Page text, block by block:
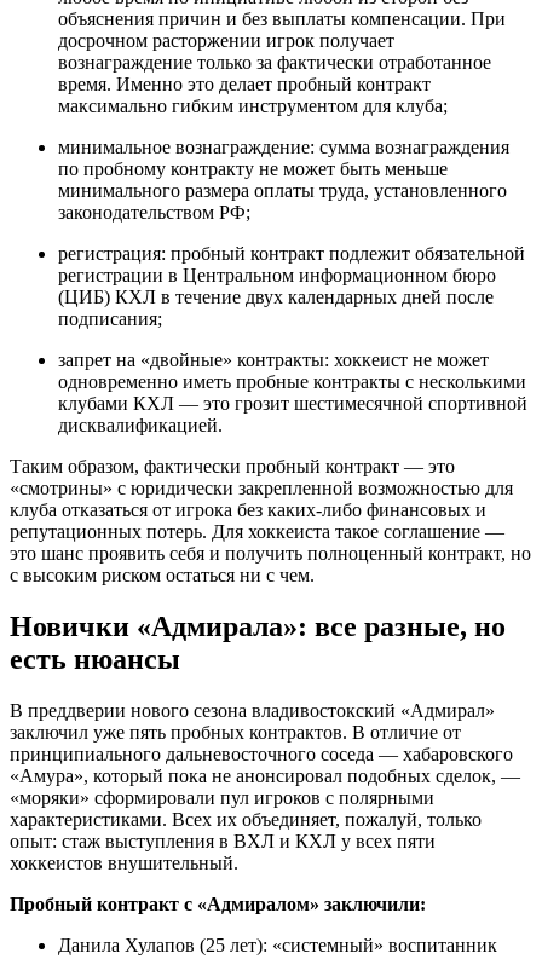
объяснения причин и без выплаты компенсации. При
досрочном расторжении игрок получает
вознаграждение только за фактически отработанное
время. Именно это делает пробный контракт
максимально гибким инструментом для клуба;
минимальное вознаграждение: сумма вознаграждения
по пробному контракту не может быть меньше
минимального размера оплаты труда, установленного
законодательством РФ;
регистрация: пробный контракт подлежит обязательной
регистрации в Центральном информационном бюро
(ЦИБ) КХЛ в течение двух календарных дней после
подписания;
запрет на «двойные» контракты: хоккеист не может
одновременно иметь пробные контракты с несколькими
клубами КХЛ — это грозит шестимесячной спортивной
дисквалификацией.
Таким образом, фактически пробный контракт — это
«смотрины» с юридически закрепленной возможностью для
клуба отказаться от игрока без каких-либо финансовых и
репутационных потерь. Для хоккеиста такое соглашение —
это шанс проявить себя и получить полноценный контракт, но
с высоким риском остаться ни с чем.
Новички «Адмирала»: все разные, но
есть нюансы
В преддверии нового сезона владивостокский «Адмирал»
заключил уже пять пробных контрактов. В отличие от
принципиального дальневосточного соседа — хабаровского
«Амура», который пока не анонсировал подобных сделок, —
«моряки» сформировали пул игроков с полярными
характеристиками. Всех их объединяет, пожалуй, только
опыт: стаж выступления в ВХЛ и КХЛ у всех пяти
хоккеистов внушительный.
Пробный контракт с «Адмиралом» заключили:
Данила Хулапов (25 лет): «системный» воспитанник